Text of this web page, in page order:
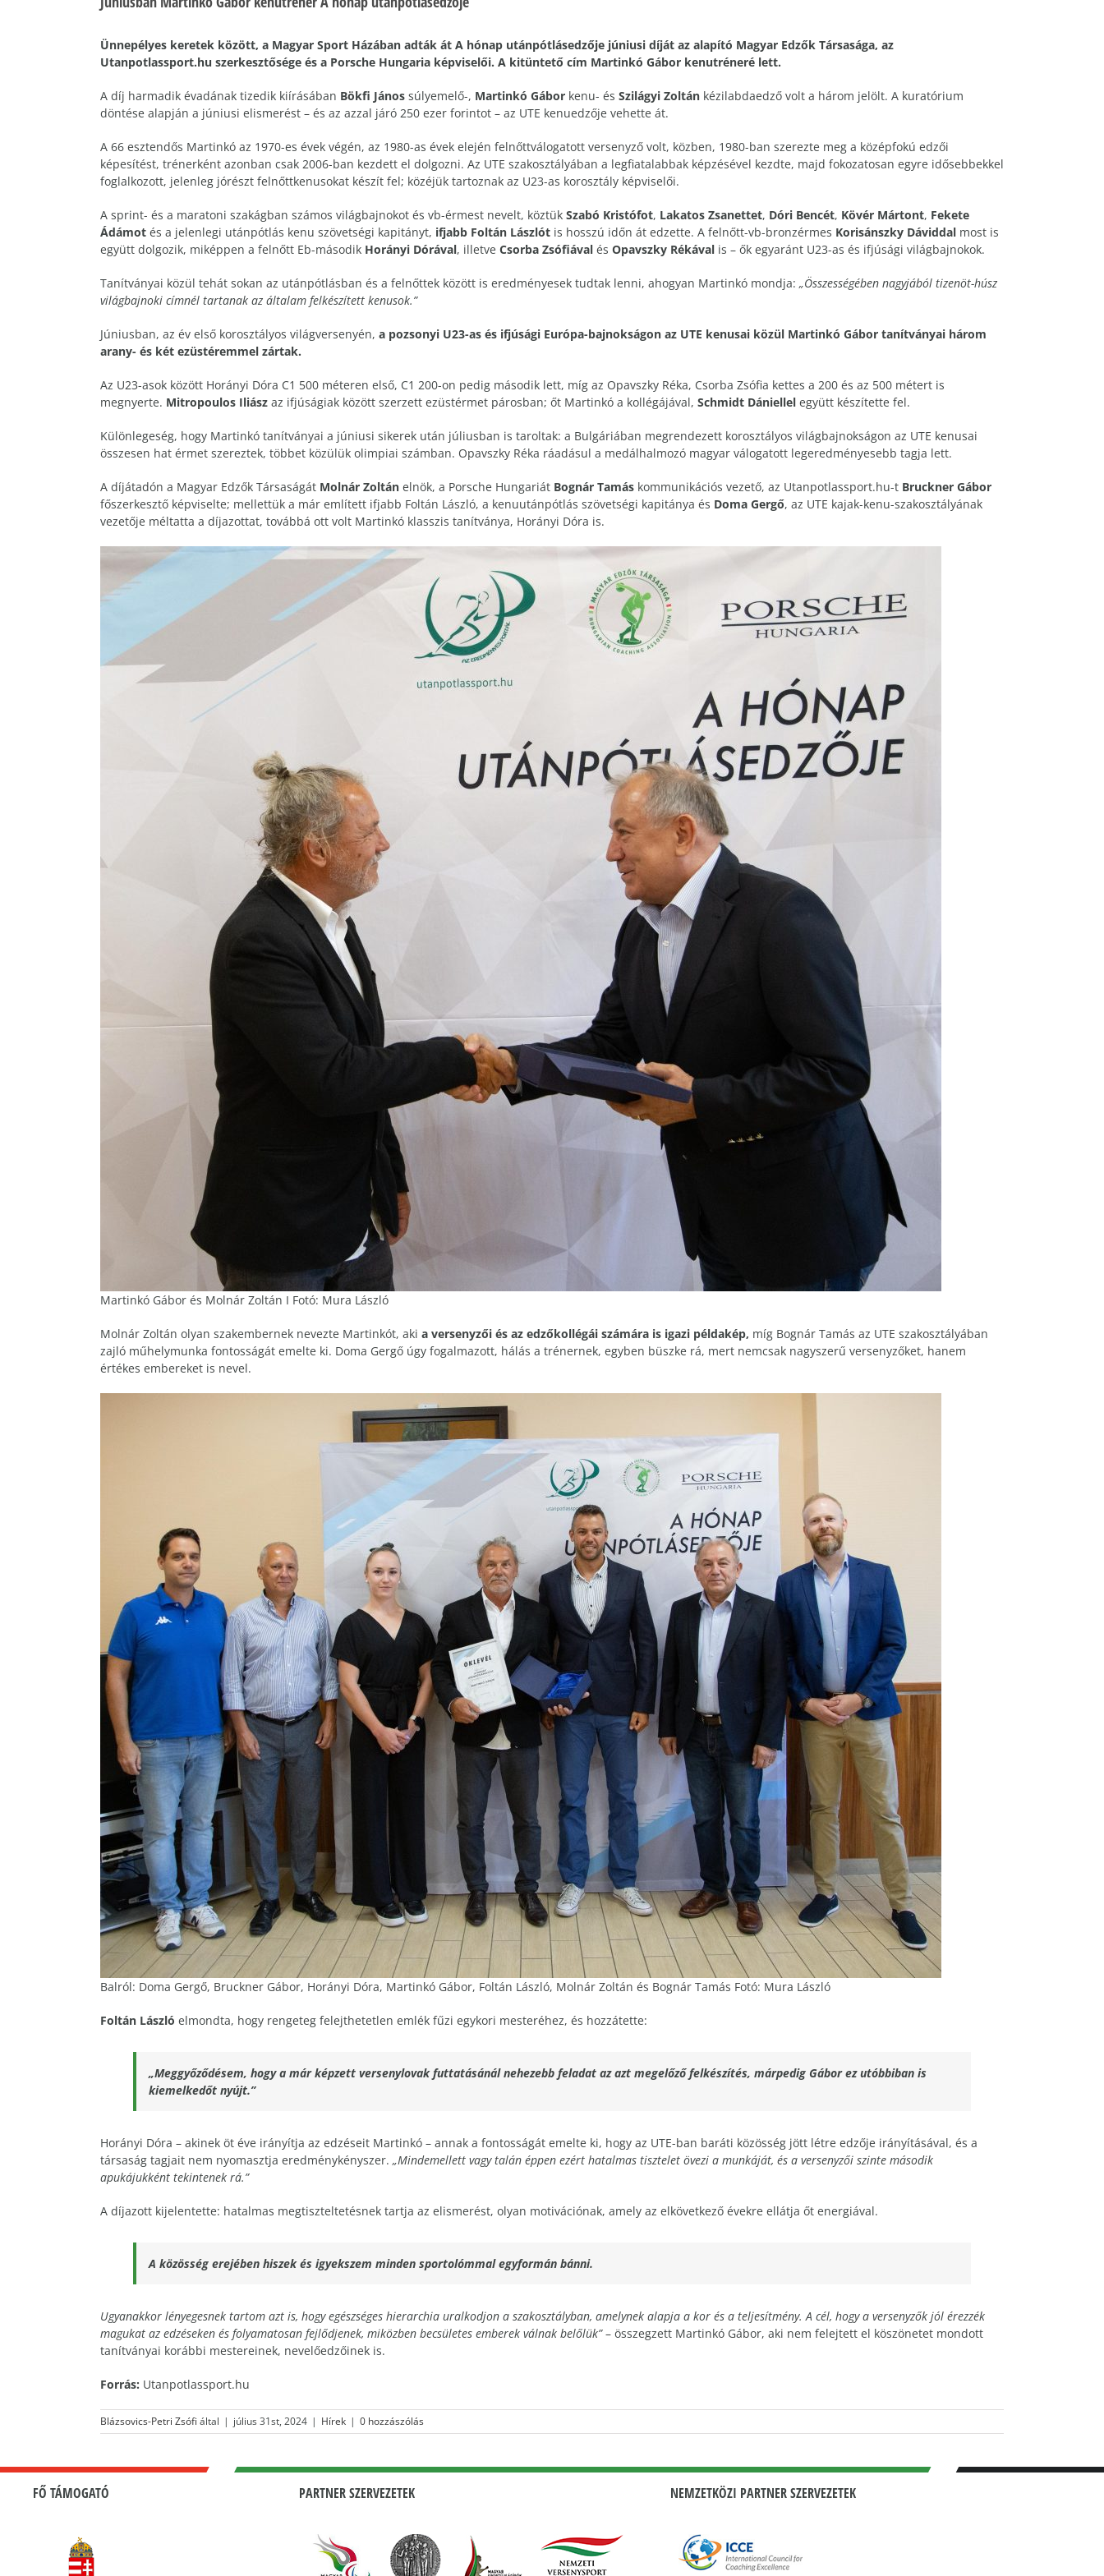
Ünnepélyes keretek között, a Magyar Sport Házában adták át A hónap utánpótlásedzője júniusi díját az alapító Magyar Edzők Társasága, az
Utanpotlassport.hu szerkesztősége és a Porsche Hungaria képviselői. A kitüntető cím Martinkó Gábor kenutréneré lett.
A díj harmadik évadának tizedik kiírásában Bökfi János súlyemelő-, Martinkó Gábor kenu- és Szilágyi Zoltán kézilabdaedző volt a három jelölt. A kuratórium
döntése alapján a júniusi elismerést – és az azzal járó 250 ezer forintot – az UTE kenuedzője vehette át.
A 66 esztendős Martinkó az 1970-es évek végén, az 1980-as évek elején felnőttválogatott versenyző volt, közben, 1980-ban szerezte meg a középfokú edzői
képesítést, trénerként azonban csak 2006-ban kezdett el dolgozni. Az UTE szakosztályában a legfiatalabbak képzésével kezdte, majd fokozatosan egyre idősebbekkel
foglalkozott, jelenleg jórészt felnőttkenusokat készít fel; közéjük tartoznak az U23-as korosztály képviselői.
A sprint- és a maratoni szakágban számos világbajnokot és vb-érmest nevelt, köztük Szabó Kristófot, Lakatos Zsanettet, Dóri Bencét, Kövér Mártont, Fekete
Ádámot és a jelenlegi utánpótlás kenu szövetségi kapitányt, ifjabb Foltán Lászlót is hosszú időn át edzette. A felnőtt-vb-bronzérmes Korisánszky Dáviddal most is
együtt dolgozik, miképpen a felnőtt Eb-második Horányi Dórával, illetve Csorba Zsófiával és Opavszky Rékával is – ők egyaránt U23-as és ifjúsági világbajnokok.
Tanítványai közül tehát sokan az utánpótlásban és a felnőttek között is eredményesek tudtak lenni, ahogyan Martinkó mondja: „Összességében nagyjából tizenöt-húsz
világbajnoki címnél tartanak az általam felkészített kenusok.”
Júniusban, az év első korosztályos világversenyén, a pozsonyi U23-as és ifjúsági Európa-bajnokságon az UTE kenusai közül Martinkó Gábor tanítványai három
arany- és két ezüstéremmel zártak.
Az U23-asok között Horányi Dóra C1 500 méteren első, C1 200-on pedig második lett, míg az Opavszky Réka, Csorba Zsófia kettes a 200 és az 500 métert is
megnyerte. Mitropoulos Iliász az ifjúságiak között szerzett ezüstérmet párosban; őt Martinkó a kollégájával, Schmidt Dániellel együtt készítette fel.
Különlegeség, hogy Martinkó tanítványai a júniusi sikerek után júliusban is taroltak: a Bulgáriában megrendezett korosztályos világbajnokságon az UTE kenusai
összesen hat érmet szereztek, többet közülük olimpiai számban. Opavszky Réka ráadásul a medálhalmozó magyar válogatott legeredményesebb tagja lett.
A díjátadón a Magyar Edzők Társaságát Molnár Zoltán elnök, a Porsche Hungariát Bognár Tamás kommunikációs vezető, az Utanpotlassport.hu-t Bruckner Gábor
főszerkesztő képviselte; mellettük a már említett ifjabb Foltán László, a kenuutánpótlás szövetségi kapitánya és Doma Gergő, az UTE kajak-kenu-szakosztályának
vezetője méltatta a díjazottat, továbbá ott volt Martinkó klasszis tanítványa, Horányi Dóra is.
Martinkó Gábor és Molnár Zoltán I Fotó: Mura László
Molnár Zoltán olyan szakembernek nevezte Martinkót, aki a versenyzői és az edzőkollégái számára is igazi példakép, míg Bognár Tamás az UTE szakosztályában
zajló műhelymunka fontosságát emelte ki. Doma Gergő úgy fogalmazott, hálás a trénernek, egyben büszke rá, mert nemcsak nagyszerű versenyzőket, hanem
értékes embereket is nevel.
Balról: Doma Gergő, Bruckner Gábor, Horányi Dóra, Martinkó Gábor, Foltán László, Molnár Zoltán és Bognár Tamás Fotó: Mura László
Foltán László elmondta, hogy rengeteg felejthetetlen emlék fűzi egykori mesteréhez, és hozzátette:
„Meggyőződésem, hogy a már képzett versenylovak futtatásánál nehezebb feladat az azt megelőző felkészítés, márpedig Gábor ez utóbbiban is
kiemelkedőt nyújt.”
Horányi Dóra – akinek öt éve irányítja az edzéseit Martinkó – annak a fontosságát emelte ki, hogy az UTE-ban baráti közösség jött létre edzője irányításával, és a
társaság tagjait nem nyomasztja eredménykényszer. „Mindemellett vagy talán éppen ezért hatalmas tisztelet övezi a munkáját, és a versenyzői szinte második
apukájukként tekintenek rá.”
A díjazott kijelentette: hatalmas megtiszteltetésnek tartja az elismerést, olyan motivációnak, amely az elkövetkező évekre ellátja őt energiával.
A közösség erejében hiszek és igyekszem minden sportolómmal egyformán bánni.
Ugyanakkor lényegesnek tartom azt is, hogy egészséges hierarchia uralkodjon a szakosztályban, amelynek alapja a kor és a teljesítmény. A cél, hogy a versenyzők jól érezzék
magukat az edzéseken és folyamatosan fejlődjenek, miközben becsületes emberek válnak belőlük”– összegzett Martinkó Gábor, aki nem felejtett el köszönetet mondott
tanítványai korábbi mestereinek, nevelőedzőinek is.
Forrás: Utanpotlassport.hu
Blázsovics-Petri Zsófi által | július 31st, 2024 | Hírek | 0 hozzászólás
FŐ TÁMOGATÓ PARTNER SZERVEZETEK NEMZETKÖZI PARTNER SZERVEZETEK